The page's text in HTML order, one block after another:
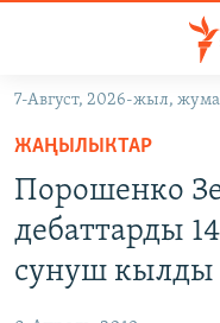
Навигацияга
өтүңүз
Издөөгө
салыңызКЫРГЫЗСТАН
ДҮЙНӨ
7-Август, 2026-жыл,
ЖАҢЫЛЫКТАР
Порошенко
дебаттарды
сунуш кылды